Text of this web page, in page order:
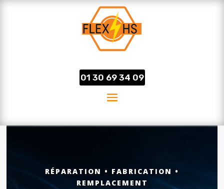
01 30 69 34 09
RÉPARATION • FABRICATION •
REMPLACEMENT